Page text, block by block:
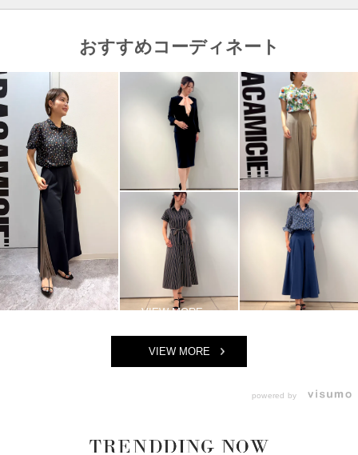
おすすめコーディネート
VIEW MORE
powered by